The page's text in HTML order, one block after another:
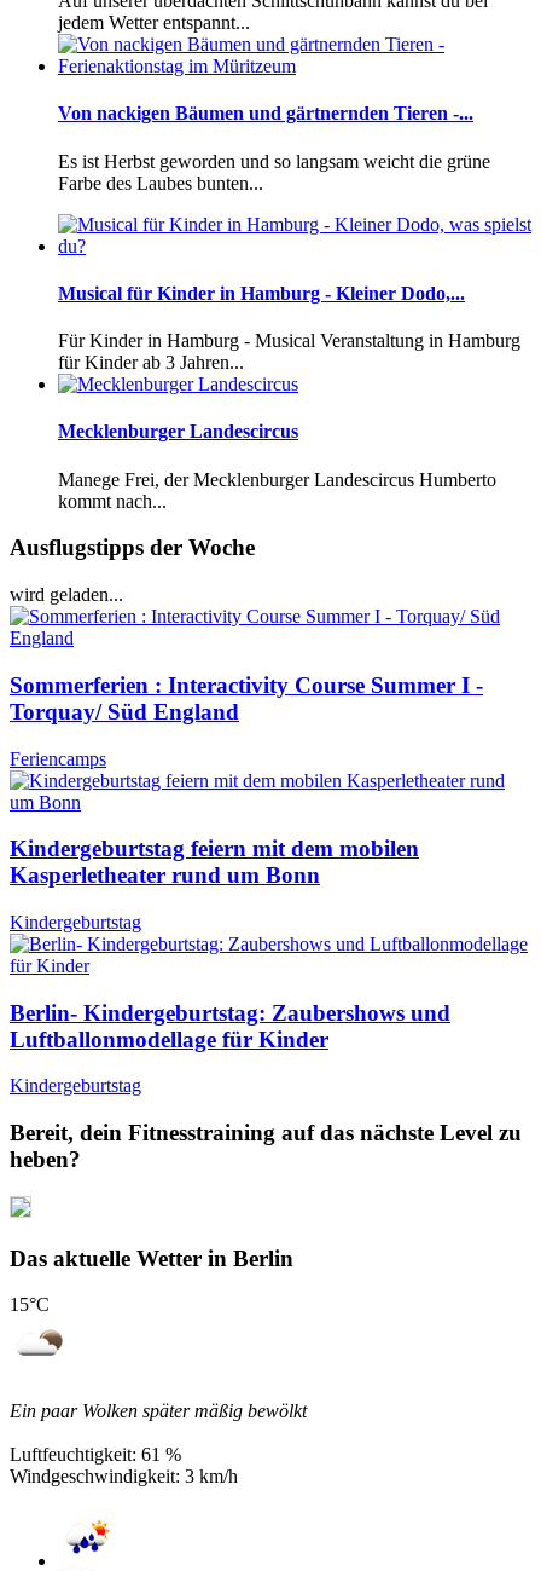
jedem Wetter entspannt...
Von nackigen Bäumen und gärtnernden Tieren -...
Es ist Herbst geworden und so langsam weicht die grüne
Farbe des Laubes bunten...
Musical für Kinder in Hamburg - Kleiner Dodo,...
Für Kinder in Hamburg - Musical Veranstaltung in Hamburg
für Kinder ab 3 Jahren...
Mecklenburger Landescircus
Manege Frei, der Mecklenburger Landescircus Humberto
kommt nach...
Ausflugstipps der Woche
wird geladen...
Sommerferien : Interactivity Course Summer I -
Torquay/ Süd England
Feriencamps
Kindergeburtstag feiern mit dem mobilen
Kasperletheater rund um Bonn
Kindergeburtstag
Berlin- Kindergeburtstag: Zaubershows und
Luftballonmodellage für Kinder
Kindergeburtstag
Bereit, dein Fitnesstraining auf das nächste Level zu
heben?
Das aktuelle Wetter in Berlin
15°C
Ein paar Wolken später mäßig bewölkt
Luftfeuchtigkeit: 61 %
Windgeschwindigkeit: 3 km/h